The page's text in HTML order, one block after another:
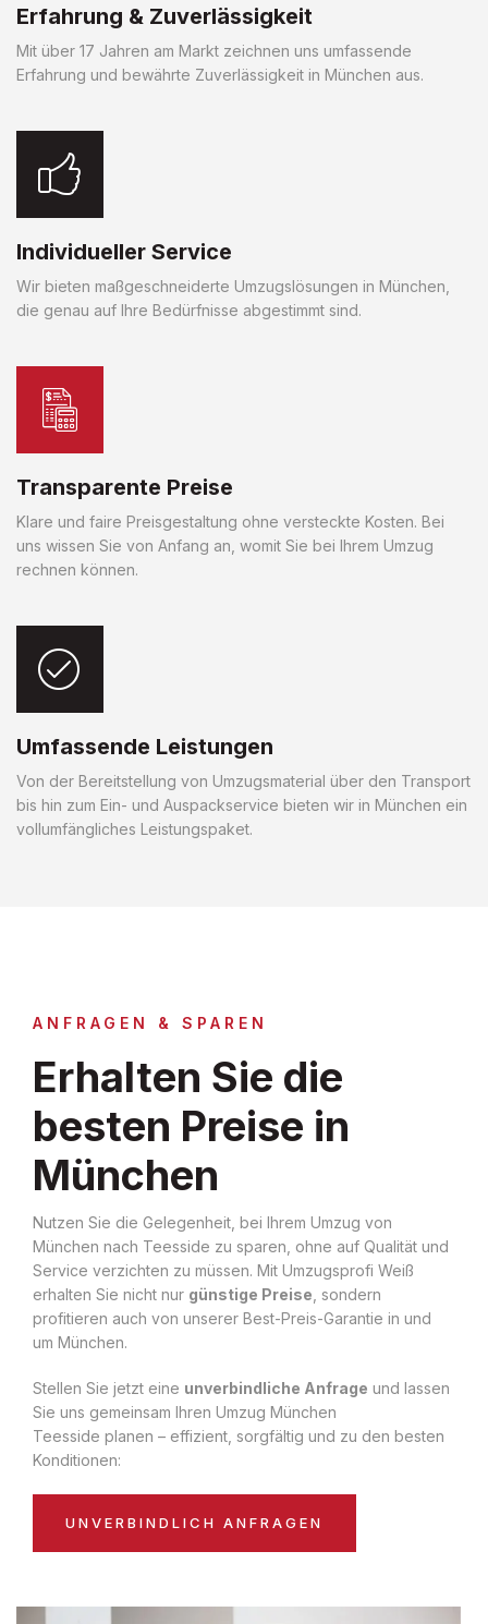
Erfahrung & Zuverlässigkeit
Mit über 17 Jahren am Markt zeichnen uns umfassende
Erfahrung und bewährte Zuverlässigkeit in München aus.
Individueller Service
Wir bieten maßgeschneiderte Umzugslösungen in München,
die genau auf Ihre Bedürfnisse abgestimmt sind.
Transparente Preise
Klare und faire Preisgestaltung ohne versteckte Kosten. Bei
uns wissen Sie von Anfang an, womit Sie bei Ihrem Umzug
rechnen können.
Umfassende Leistungen
Von der Bereitstellung von Umzugsmaterial über den Transport
bis hin zum Ein- und Auspackservice bieten wir in München ein
vollumfängliches Leistungspaket.
ANFRAGEN & SPAREN
Erhalten Sie die
besten Preise in
München
Nutzen Sie die Gelegenheit, bei Ihrem Umzug von
München nach Teesside zu sparen, ohne auf Qualität und
Service verzichten zu müssen. Mit Umzugsprofi Weiß
erhalten Sie nicht nur günstige Preise , sondern
profitieren auch von unserer Best-Preis-Garantie in und
um München.
Stellen Sie jetzt eine unverbindliche Anfrage und lassen
Sie uns gemeinsam Ihren Umzug München
Teesside planen – effizient, sorgfältig und zu den besten
Konditionen:
UNVERBINDLICH ANFRAGEN